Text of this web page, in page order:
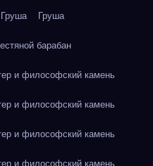
Груша Груша
барабан
и философский камень
и философский камень
и философский камень
и философский камень